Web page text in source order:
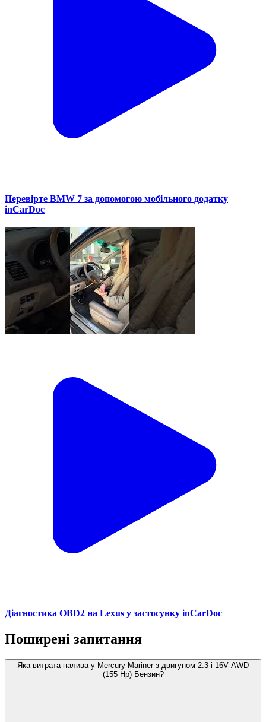
Перевірте BMW 7 за допомогою мобільного додатку
inCarDoc
Діагностика OBD2 на Lexus у застосунку inCarDoc
Поширені запитання
Яка витрата палива у Mercury Mariner з двигуном 2.3 i 16V AWD
(155 Hp) Бензин?